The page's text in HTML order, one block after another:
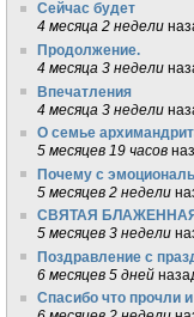
Сейчас будет
4 месяца 2 недели
Продолжение.
4 месяца 3 недели
Впечатления
4 месяца 3 недели
О семье
5 месяцев 19 часов
Почему с
5 месяцев 2 недели
СВЯТАЯ
5 месяцев 3 недели
Поздравление с
6 месяцев 5 дней
Спасибо что прочли